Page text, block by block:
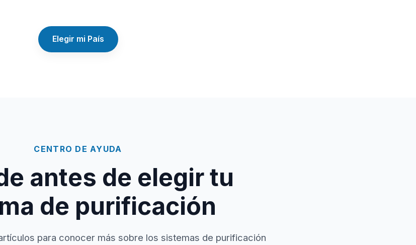
Elegir mi País
CENTRO DE AYUDA
antes de elegir tu
de purificación
para conocer más sobre los sistemas de purificación